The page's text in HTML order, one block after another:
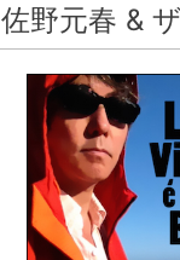
佐野元春 &